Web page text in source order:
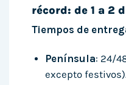
récord: de 1 a 2
Tiempos de
Península: 24/
excepto